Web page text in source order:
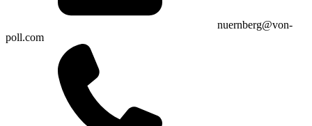
nuernberg@von-
poll.com